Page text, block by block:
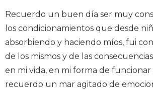
Recuerdo un buen día ser muy
los condicionamientos que desde
absorbiendo y haciendo míos, fui
de los mismos y de las
en mi vida, en mi forma de
recuerdo un mar agitado de